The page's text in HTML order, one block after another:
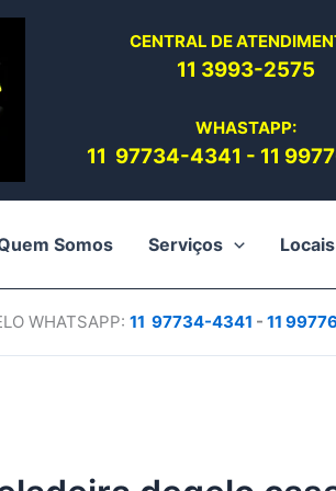
CENTRAL DE
11 3993-2575
WHASTAPP:
11 97734-4341 - 11
Somos Serviços
WHATSAPP: 11 97734-4341 - 11